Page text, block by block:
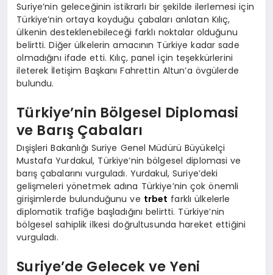
Suriye’nin geleceğinin istikrarlı bir şekilde ilerlemesi için
Türkiye’nin ortaya koyduğu çabaları anlatan Kılıç,
ülkenin desteklenebileceği farklı noktalar olduğunu
belirtti. Diğer ülkelerin amacının Türkiye kadar sade
olmadığını ifade etti. Kılıç, panel için teşekkürlerini
ileterek İletişim Başkanı Fahrettin Altun’a övgülerde
bulundu.
Türkiye’nin Bölgesel Diplomasi
ve Barış Çabaları
Dışişleri Bakanlığı Suriye Genel Müdürü Büyükelçi
Mustafa Yurdakul, Türkiye’nin bölgesel diplomasi ve
barış çabalarını vurguladı. Yurdakul, Suriye’deki
gelişmeleri yönetmek adına Türkiye’nin çok önemli
girişimlerde bulunduğunu ve trbet farklı ülkelerle
diplomatik trafiğe başladığını belirtti. Türkiye’nin
bölgesel sahiplik ilkesi doğrultusunda hareket ettiğini
vurguladı.
Suriye’de Gelecek ve Yeni